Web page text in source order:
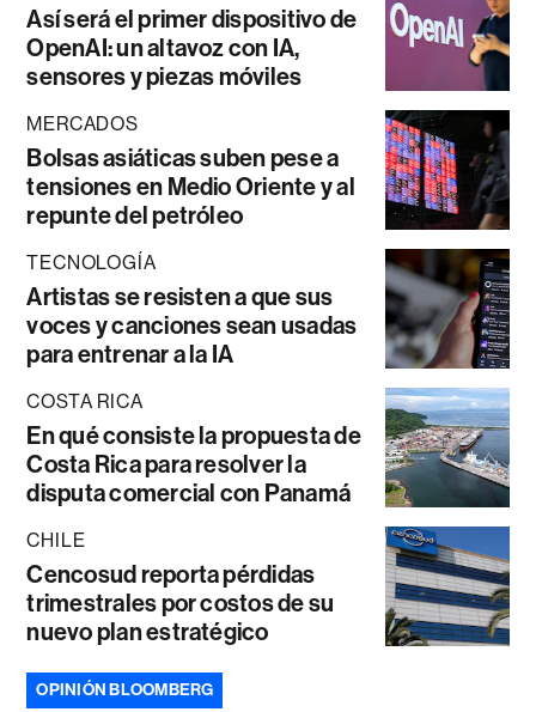
Así será el primer dispositivo de
OpenAI: un altavoz con IA,
sensores y piezas móviles
MERCADOS
Bolsas asiáticas suben pese a
tensiones en Medio Oriente y al
repunte del petróleo
TECNOLOGÍA
Artistas se resisten a que sus
voces y canciones sean usadas
para entrenar a la IA
COSTA RICA
En qué consiste la propuesta de
Costa Rica para resolver la
disputa comercial con Panamá
CHILE
Cencosud reporta pérdidas
trimestrales por costos de su
nuevo plan estratégico
OPINIÓN BLOOMBERG